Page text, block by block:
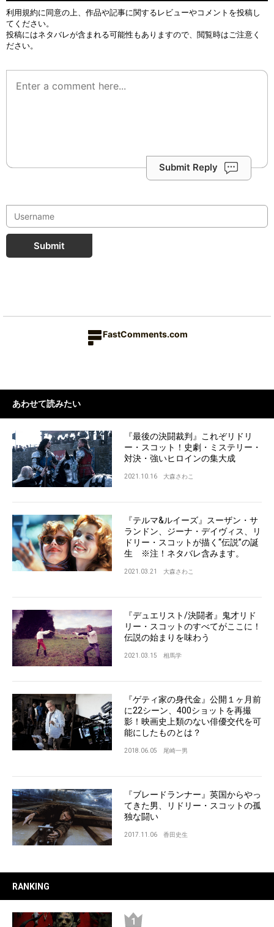
利用規約に同意の上、作品や記事に関するレビューやコメントを投稿し
てください。
投稿にはネタバレが含まれる可能性もありますので、閲覧時はご注意く
ださい。
Submit Reply
Submit
FastComments.com
あわせて読みたい
『最後の決闘裁判』これぞリドリ
ー・スコット！史劇・ミステリー・
対決・強いヒロインの集大成
2021.10.16 大森さわこ
『テルマ&ルイーズ』スーザン・サ
ランドン、ジーナ・デイヴィス、リ
ドリー・スコットが描く“伝説”の誕
生 ※注！ネタバレ含みます。
2021.03.21 大森さわこ
『デュエリスト/決闘者』鬼才リド
リー・スコットのすべてがここに！
伝説の始まりを味わう
2021.03.15 相馬学
『ゲティ家の身代金』公開１ヶ月前
に22シーン、400ショットを再撮
影！映画史上類のない俳優交代を可
能にしたものとは？
2018.06.05 尾崎一男
『ブレードランナー』英国からやっ
てきた男、リドリー・スコットの孤
独な闘い
2017.11.06 香田史生
RANKING